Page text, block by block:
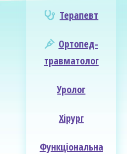
Терапевт
Ортопед-
травматолог
Уролог
Хірург
Функціональна